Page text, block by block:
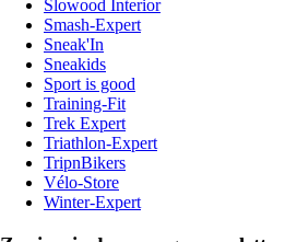
Slowood Interior
Smash-Expert
Sneak'In
Sneakids
Sport is good
Training-Fit
Trek Expert
Triathlon-Expert
TripnBikers
Vélo-Store
Winter-Expert